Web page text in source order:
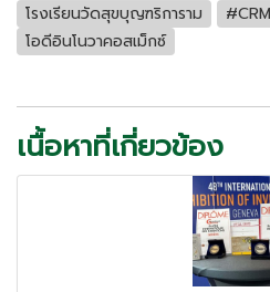
โรงเรียนวัดสุขบุญฑริการาม #CRM
โอดีอินโนวาคอสเม็กซ์
เนื้อหาที่เกี่ยวข้อง